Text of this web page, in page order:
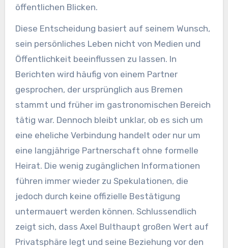
öffentlichen Blicken.
Diese Entscheidung basiert auf seinem Wunsch,
sein persönliches Leben nicht von Medien und
Öffentlichkeit beeinflussen zu lassen. In
Berichten wird häufig von einem Partner
gesprochen, der ursprünglich aus Bremen
stammt und früher im gastronomischen Bereich
tätig war. Dennoch bleibt unklar, ob es sich um
eine eheliche Verbindung handelt oder nur um
eine langjährige Partnerschaft ohne formelle
Heirat. Die wenig zugänglichen Informationen
führen immer wieder zu Spekulationen, die
jedoch durch keine offizielle Bestätigung
untermauert werden können. Schlussendlich
zeigt sich, dass Axel Bulthaupt großen Wert auf
Privatsphäre legt und seine Beziehung vor den